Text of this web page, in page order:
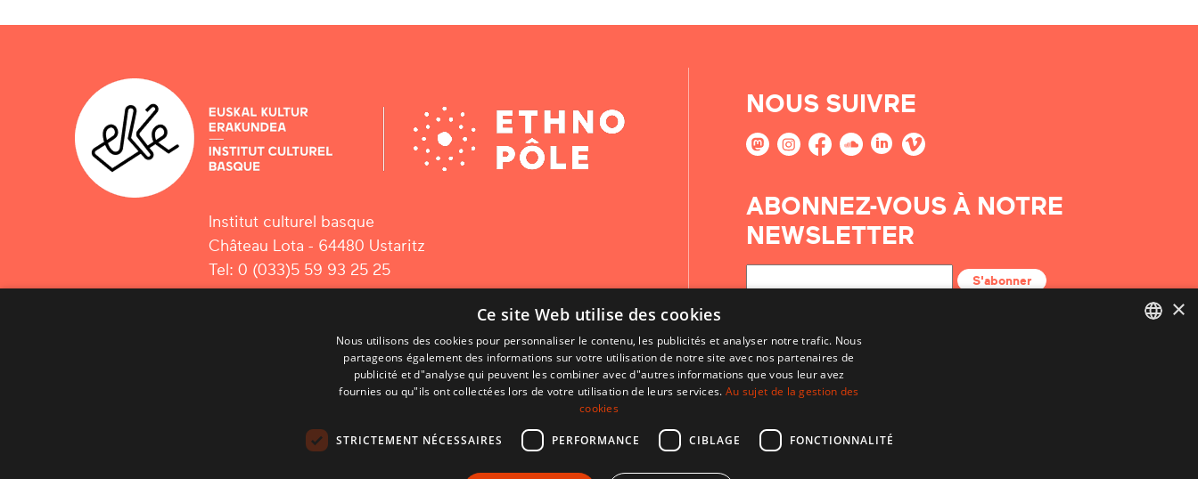
Institut culturel basque
Château Lota - 64480 Ustaritz
Tel: 0 (033)5 59 93 25 25
NOUS SUIVRE
ABONNEZ-VOUS À NOTRE
NEWSLETTER
S'abonner
×
Ce site Web utilise des cookies
Nous utilisons des cookies pour personnaliser le contenu, les publicités et analyser notre trafic. Nous
partageons également des informations sur votre utilisation de notre site avec nos partenaires de
publicité et d"analyse qui peuvent les combiner avec d"autres informations que vous leur avez
fournies ou qu"ils ont collectées lors de votre utilisation de leurs services. Au sujet de la gestion des
cookies
STRICTEMENT NÉCESSAIRES PERFORMANCE CIBLAGE FONCTIONNALITÉ